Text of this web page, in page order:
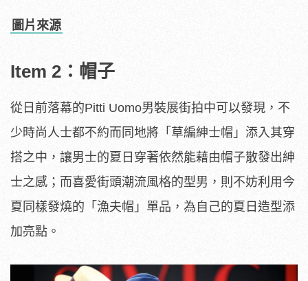
圖片來源
Item 2：帽子
從日前落幕的Pitti Uomo男裝展街拍中可以發現，不
少時尚人士都不約而同地將「草編紳士帽」添入其穿
搭之中，讓男士的夏日穿著依然能藉由帽子散發出紳
士之感；而喜愛街頭潮流風格的型男，則不妨利用今
夏同樣發燒的「漁夫帽」單品，為自己的夏日造型添
加亮點。